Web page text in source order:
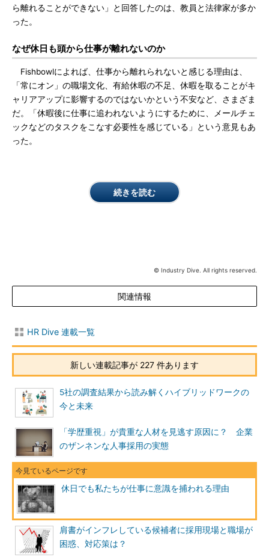
ら離れることができない」と回答したのは、教員と法律家が多か
った。
なぜ休日も頭から仕事が離れないのか
Fishbowlによれば、仕事から離れられないと感じる理由は、
「常にオン」の職場文化、有給休暇の不足、休暇を取ることがキ
ャリアアップに影響するのではないかという不安など、さまざま
だ。「休暇後に仕事に追われないようにするために、メールチェ
ックなどのタスクをこなす必要性を感じている」という意見もあ
った。
続きを読む
© Industry Dive. All rights reserved.
関連情報
HR Dive 連載一覧
新しい連載記事が 227 件あります
5社の調査結果から読み解くハイブリッドワークの
今と未来
「学歴重視」が貴重な人材を見逃す原因に？ 企業
のザンネンな人事採用の実態
休日でも私たちが仕事に意識を捕われる理由
肩書がインフレしている候補者に採用現場と職場が
困惑、対応策は？